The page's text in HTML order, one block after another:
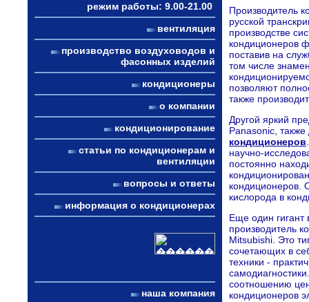
режим работы: 9.00-21.00
вентиляция
производство воздуховодов и
фасонных изделий
кондиционеры
о компании
кондиционирование
статьи по кондиционерам и
вентиляции
вопросы и ответы
информация о кондиционерах
наша компания
Производитель
русской
производстве
кондиционеров
поставив на
том числе
позволяют
также
Другой яркий
Panasonic,
кондиционеров
научно-
постоянно
кондиционеров.
кислорода в
Еще один гигант
производитель
Mitsubishi. Это
сочетающих в
техники -
соотношению
кондиционеров